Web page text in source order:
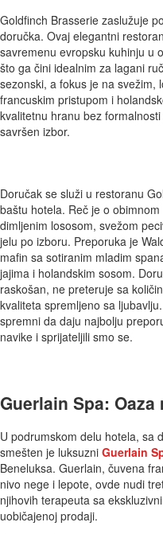
Goldfinch Brasserie zaslužuje
doručka. Ovaj elegantni
savremenu evropsku kuhinju u
što ga čini idealnim za lagani
sezonski, a fokus je na svežim,
francuskim pristupom i
kvalitetnu hranu bez
savršen izbor.
Doručak se služi u restoranu
baštu hotela. Reč je o
dimljenim lososom, svežom
jelu po izboru. Preporuka je
mafin sa sotiranim mladim
jajima i holandskim sosom.
raskošan, ne preteruje sa
kvaliteta spremljeno sa
spremni da daju najbolju
navike i sprijateljili smo se.
Guerlain Spa:
U podrumskom delu hotela, sa
smešten je luksuzni Guerlain
Beneluksa. Guerlain, čuvena
nivo nege i lepote, ovde nudi
njihovih terapeuta sa
uobičajenoj prodaji.